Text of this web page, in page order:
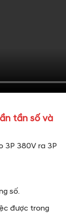
tần số và
3P 380V ra 3P
số.
được trong